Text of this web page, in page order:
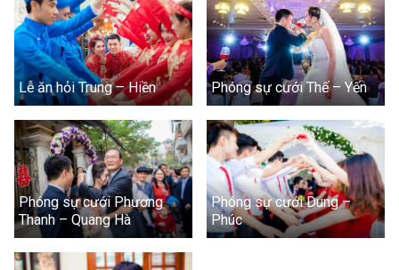
Lễ ăn hỏi Trung – Hiền Phóng sự cưới Thế – Yến
Phóng sự cưới Phương
Thanh – Quang Hà
Phóng sự cưới Dung –
Phúc